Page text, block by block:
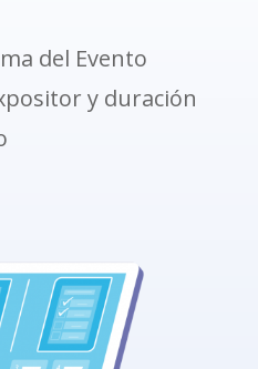
del Evento
y duración